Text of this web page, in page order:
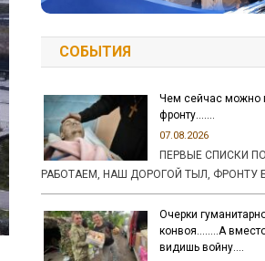
СОБЫТИЯ
Чем сейчас можно
фронту…….
07.08.2026
ПЕРВЫЕ СПИСКИ
РАБОТАЕМ, НАШ ДОРОГОЙ ТЫЛ, ФРОНТУ
Очерки
конвоя……..А
видишь войну….